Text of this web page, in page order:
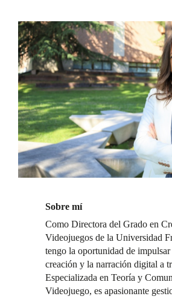
Sobre mí
Como Directora del Grado en
Videojuegos de la Universidad
tengo la oportunidad de
creación y la narración digital a
Especializada en Teoría y
Videojuego, es apasionante